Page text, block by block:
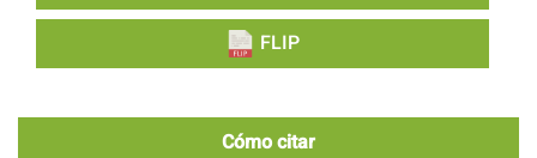
FLIP
Cómo citar